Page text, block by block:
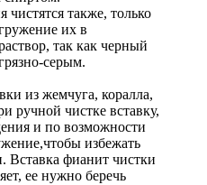
также, только
их в
так как черный
серым.
из жемчуга, коралла,
ручной чистке вставку,
и по возможности
избежать
Вставка фианит чистки
ее нужно беречь